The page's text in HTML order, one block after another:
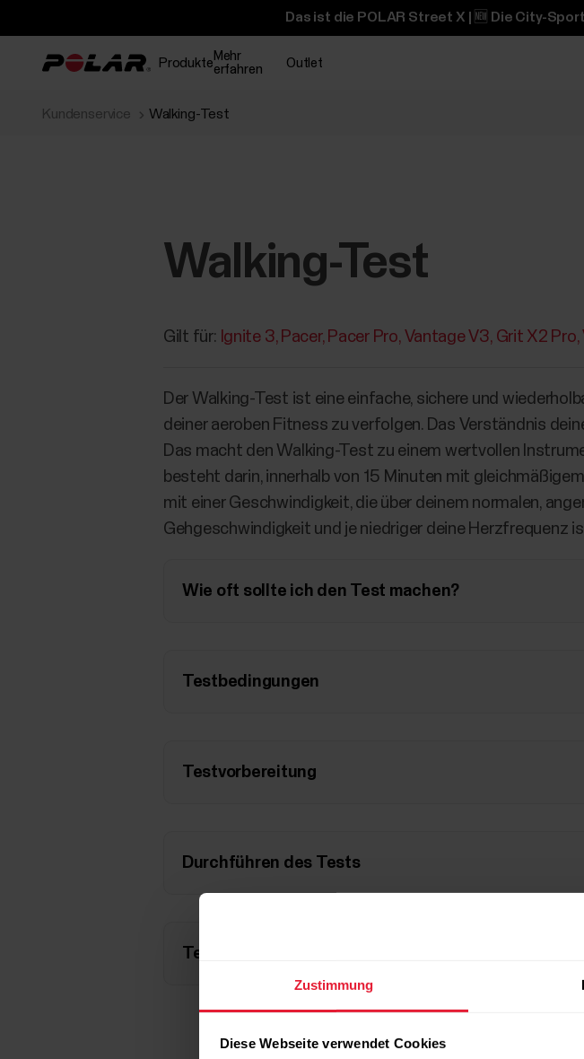
Zustimmung
Diese Webseite verwendet Cookies
Das ist die POLAR Street X | 🆕 Die City-
Produkte Mehr
erfahren
Outlet
Kundenservice Walking-Test
Walking-Test
Gilt für: Ignite 3 Pacer Pacer Pro Vantage V3 Grit X2 Pro
Der Walking-Test ist eine einfache, sichere und
deiner aeroben Fitness zu verfolgen. Das Verständnis
Das macht den Walking-Test zu einem wertvollen
besteht darin, innerhalb von 15 Minuten mit
mit einer Geschwindigkeit, die über deinem normalen,
Gehgeschwindigkeit und je niedriger deine Herzfrequenz
Wie oft sollte ich den Test machen?
Testbedingungen
Testvorbereitung
Durchführen des Tests
Testergebnis